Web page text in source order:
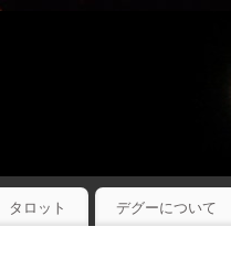
タロット デグーについて